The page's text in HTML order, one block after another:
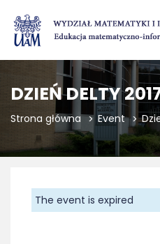
DZIEŃ DELTY
Strona główna Event
The event is expired